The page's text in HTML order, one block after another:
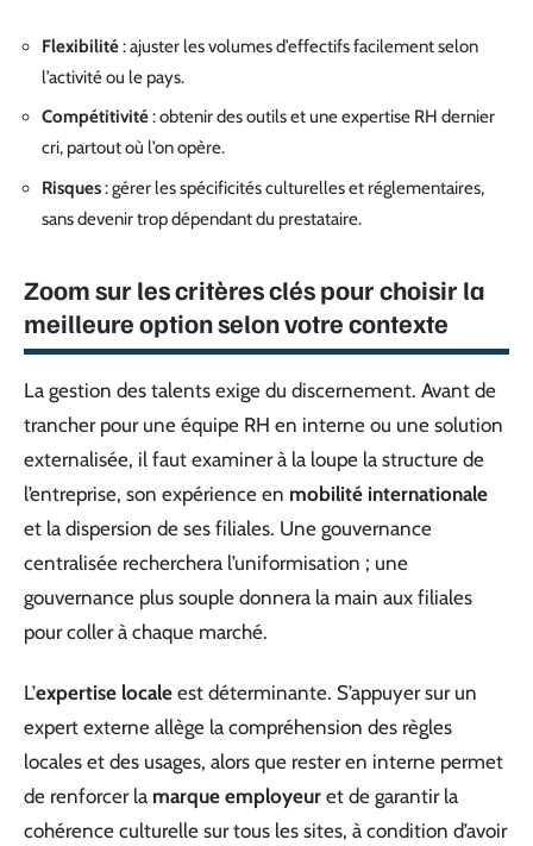
Flexibilité: ajuster les volumes d’effectifs facilement selon
l’activité ou le pays.
Compétitivité: obtenir des outils et une expertise RH dernier
cri, partout où l’on opère.
Risques: gérer les spécificités culturelles et réglementaires,
sans devenir trop dépendant du prestataire.
Zoom sur les critères clés pour choisir la
meilleure option selon votre contexte
La gestion des talents exige du discernement. Avant de
trancher pour une équipe RH en interne ou une solution
externalisée, il faut examiner à la loupe la structure de
l’entreprise, son expérience en mobilité internationale
et la dispersion de ses filiales. Une gouvernance
centralisée recherchera l’uniformisation ; une
gouvernance plus souple donnera la main aux filiales
pour coller à chaque marché.
L’expertise locale est déterminante. S’appuyer sur un
expert externe allège la compréhension des règles
locales et des usages, alors que rester en interne permet
de renforcer la marque employeur et de garantir la
cohérence culturelle sur tous les sites, à condition d’avoir